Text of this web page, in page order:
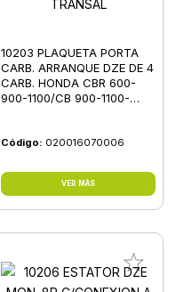
10203 PLAQUETA PORTA
CARB. ARRANQUE DZE DE 4
CARB. HONDA CBR 600-
900-1100/CB 900-1100-
Código: 020016070006
VER MÁS